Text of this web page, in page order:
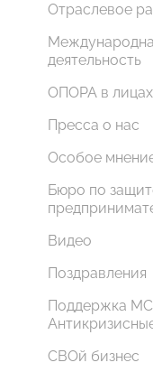
Отраслевое
деятельность
ОПОРА в лицах
Пресса о нас
Особое
Бюро по
Видео
Поздравления
Поддержка
СВОй бизнес